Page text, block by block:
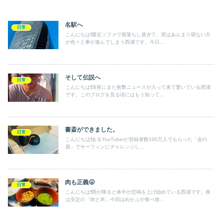
日常 名駅へ
こんにちは❗️最近ソファで寝落ちし過ぎて、実はあんまり寝ない方
が色々と事が進んでしまう西浦です。今日...
日常 そして伝説へ
こんにちは❗️深夜にまた衝撃ニュースが入って来て驚いている西浦
です。このブログを見る頃にはもう知って...
日常 書斎ができました。
こんにちは❗️あるYouTuberが登録者数100万人でもらった「金の
盾」でサーフィンにチャレンジし...
日常 肉も正義😛
こんにちは❗️雨が降ると体中が悲鳴を上げ始めている西浦です。夜
は安定の「肉と米」今回はめかぶが食べ放...